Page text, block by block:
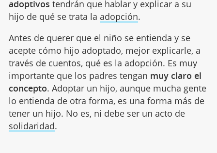
adoptivos tendrán que hablar y explicar a su
hijo de qué se trata la adopción.
Antes de querer que el niño se entienda y se
acepte cómo hijo adoptado, mejor explicarle, a
través de cuentos, qué es la adopción. Es muy
importante que los padres tengan muy claro el
concepto. Adoptar un hijo, aunque mucha gente
lo entienda de otra forma, es una forma más de
tener un hijo. No es, ni debe ser un acto de
solidaridad.